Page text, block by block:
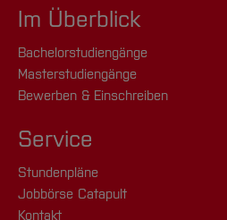
Im Überblick
Bachelorstudiengänge
Masterstudiengänge
Bewerben & Einschreiben
Service
Stundenpläne
Jobbörse Catapult
Kontakt